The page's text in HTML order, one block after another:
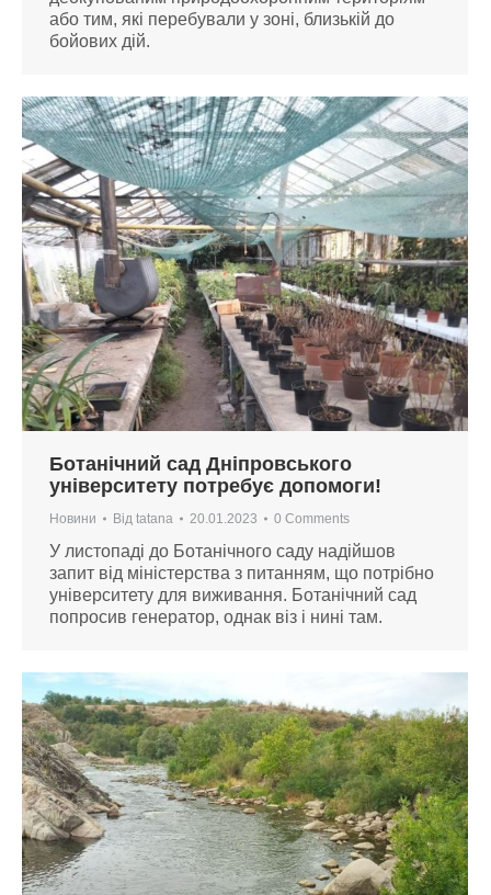
або тим, які перебували у зоні, близькій до
бойових дій.
Ботанічний сад Дніпровського
університету потребує допомоги!
Новини Від tatana 20.01.2023 0 Comments
У листопаді до Ботанічного саду надійшов
запит від міністерства з питанням, що потрібно
університету для виживання. Ботанічний сад
попросив генератор, однак віз і нині там.